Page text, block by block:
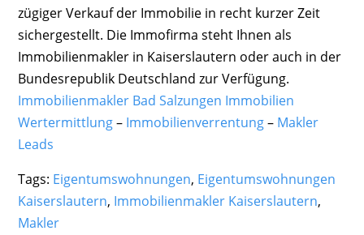
zügiger Verkauf der Immobilie in recht kurzer Zeit
sichergestellt. Die Immofirma steht Ihnen als
Immobilienmakler in Kaiserslautern oder auch in der
Bundesrepublik Deutschland zur Verfügung.
Immobilienmakler Bad Salzungen Immobilien
Wertermittlung– Immobilienverrentung– Makler
Leads
Tags: Eigentumswohnungen, Eigentumswohnungen
Kaiserslautern, Immobilienmakler Kaiserslautern,
Makler